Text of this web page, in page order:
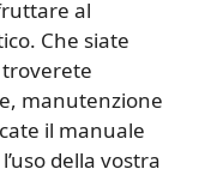
al
Che siate
manutenzione
il manuale
della vostra